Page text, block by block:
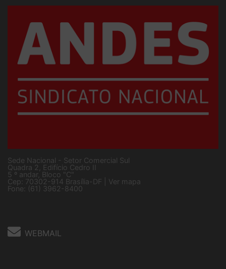
Sede Nacional - Setor Comercial Sul
Quadra 2, Edifício Cedro II
5 º andar, Bloco "C"
Cep: 70302-914 Brasília-DF | Ver mapa
Fone: (61) 3962-8400
WEBMAIL